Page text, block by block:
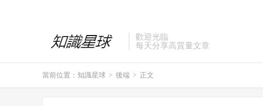
歡迎光臨
每天分享高質量文章
當前位置： 知識星球 > 後端 > 正文